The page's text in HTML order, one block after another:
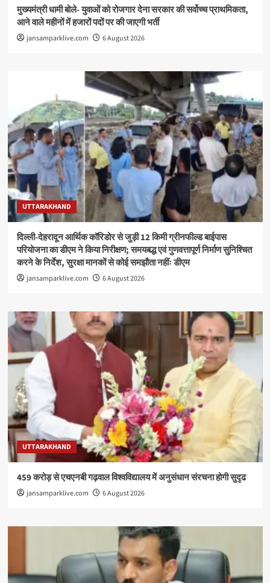
मुख्यमंत्री धामी बोले- युवाओं को रोजगार देना सरकार की सर्वोच्च प्राथमिकता,
आने वाले महीनों में हजारों पदों पर की जाएगी भर्ती
jansamparklive.com 6 August 2026
UTTARAKHAND
दिल्ली-देहरादून आर्थिक कॉरिडोर से जुड़ी 12 किमी ग्रीनफील्ड बाईपास
परियोजना का डीएम ने किया निरीक्षण; समयबद्ध एवं गुणवत्तापूर्ण निर्माण सुनिश्चित
करने के निर्देश, सुरक्षा मानकों से कोई समझौता नहींः डीएम
jansamparklive.com 6 August 2026
UTTARAKHAND
459 करोड़ से एचएनबी गढ़वाल विश्वविद्यालय में अनुसंधान संरचना होगी सुदृढ
jansamparklive.com 6 August 2026